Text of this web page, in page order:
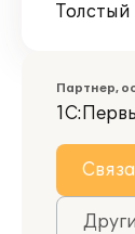
Толстый
Партнер,